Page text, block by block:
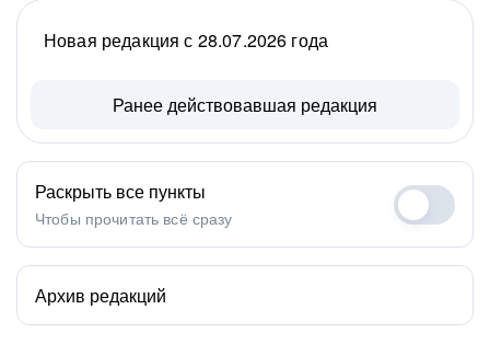
Новая редакция с 28.07.2026 года
Ранее действовавшая редакция
Раскрыть все пункты
Чтобы прочитать всё сразу
Архив редакций